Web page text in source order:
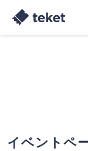
イベントペ